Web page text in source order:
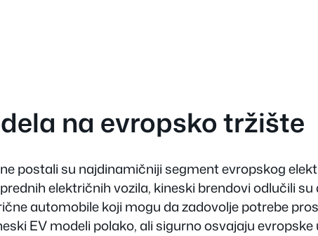
na evropsko tržište
postali su najdinamičniji segment evropskog
električnih vozila, kineski brendovi odlučili
automobile koji mogu da zadovolje potrebe
EV modeli polako, ali sigurno osvajaju evropske